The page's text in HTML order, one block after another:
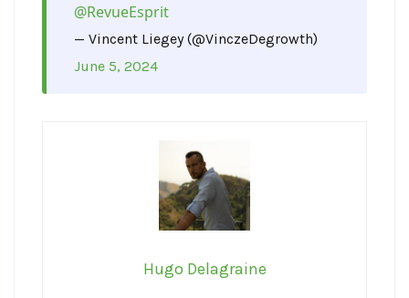
@RevueEsprit
— Vincent Liegey (@VinczeDegrowth)
June 5, 2024
Hugo Delagraine